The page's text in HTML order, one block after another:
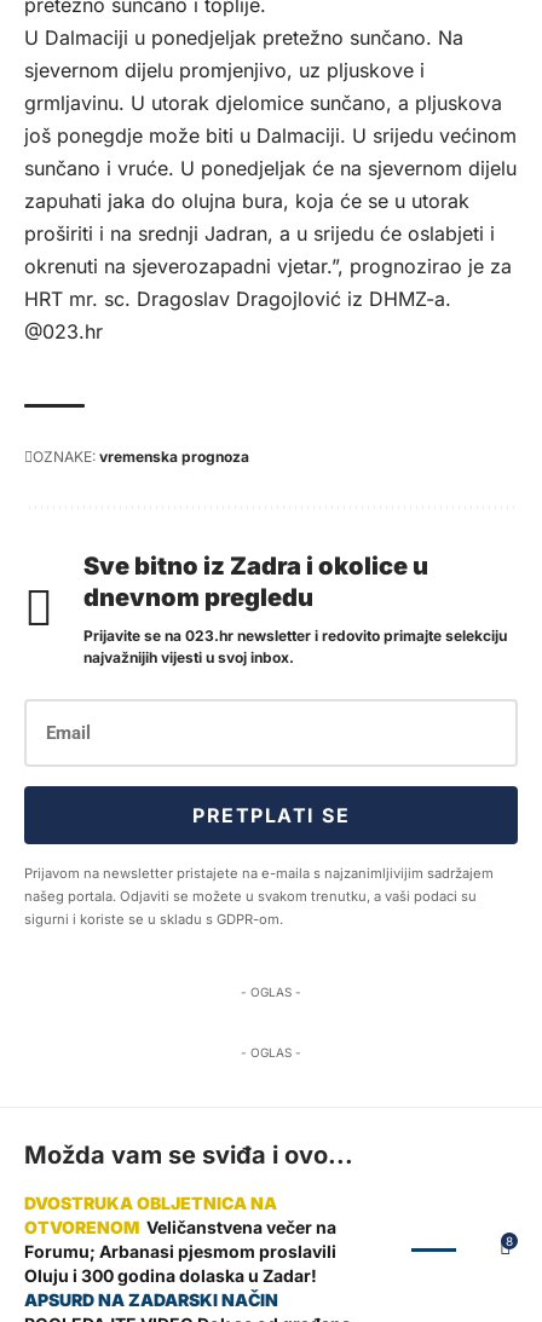
pretežno sunčano i toplije.
U Dalmaciji u ponedjeljak pretežno sunčano. Na
sjevernom dijelu promjenjivo, uz pljuskove i
grmljavinu. U utorak djelomice sunčano, a pljuskova
još ponegdje može biti u Dalmaciji. U srijedu većinom
sunčano i vruće. U ponedjeljak će na sjevernom dijelu
zapuhati jaka do olujna bura, koja će se u utorak
proširiti i na srednji Jadran, a u srijedu će oslabjeti i
okrenuti na sjeverozapadni vjetar.”, prognozirao je za
HRT mr. sc. Dragoslav Dragojlović iz DHMZ-a.
@023.hr
OZNAKE: vremenska prognoza
Sve bitno iz Zadra i okolice u
dnevnom pregledu
Prijavite se na 023.hr newsletter i redovito primajte selekciju
najvažnijih vijesti u svoj inbox.
PRETPLATI SE
Prijavom na newsletter pristajete na e-maila s najzanimljivijim sadržajem
našeg portala. Odjaviti se možete u svakom trenutku, a vaši podaci su
sigurni i koriste se u skladu s GDPR-om.
- OGLAS -
- OGLAS -
Možda vam se sviđa i ovo...
8
Veličanstvena večer na
Forumu; Arbanasi pjesmom proslavili
Oluju i 300 godina dolaska u Zadar!